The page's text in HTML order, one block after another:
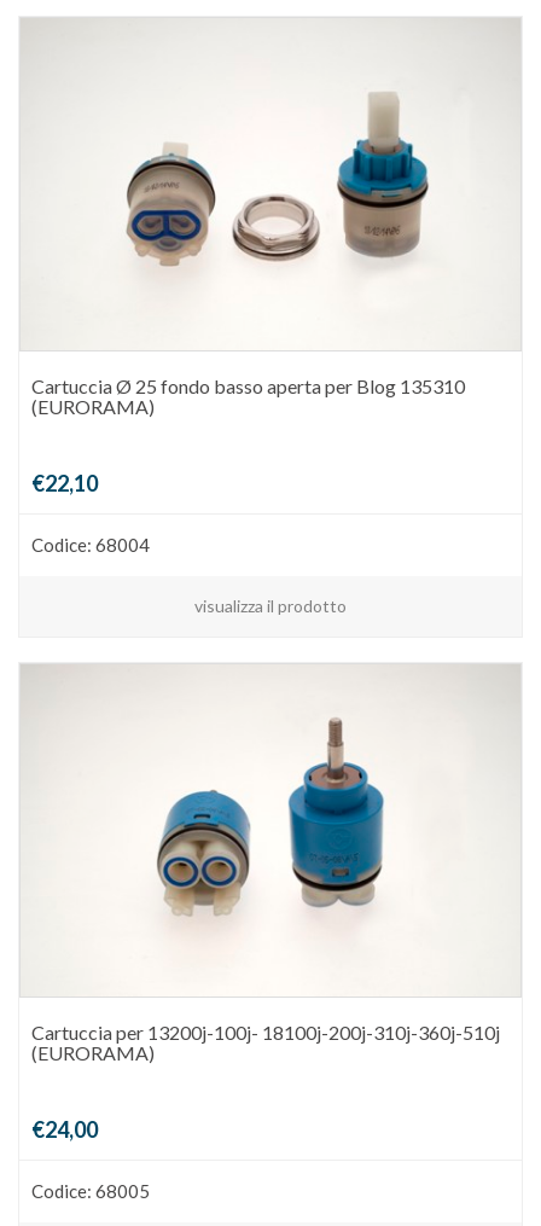
Cartuccia Ø 25 fondo basso aperta per Blog 135310
(EURORAMA)
€22,10
Codice: 68004
visualizza il prodotto
Cartuccia per 13200j-100j- 18100j-200j-310j-360j-510j
(EURORAMA)
€24,00
Codice: 68005